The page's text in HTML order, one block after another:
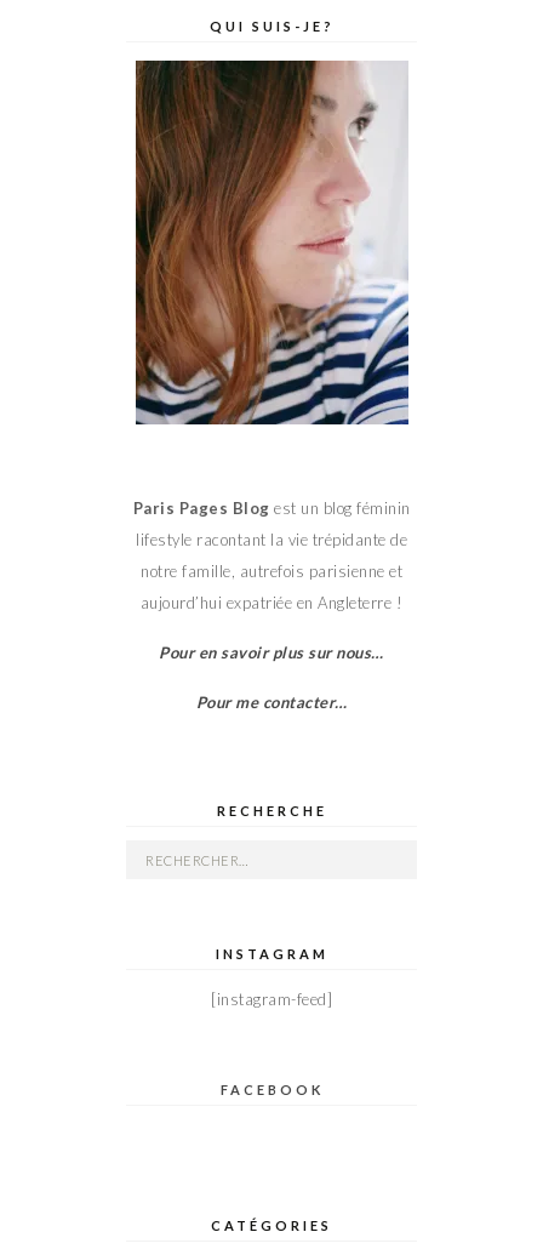
QUI SUIS-JE?
Paris Pages Blog est un blog féminin
lifestyle racontant la vie trépidante de
notre famille, autrefois parisienne et
aujourd’hui expatriée en Angleterre !
Pour en savoir plus sur nous…
Pour me contacter…
RECHERCHE
Rechercher :
INSTAGRAM
[instagram-feed]
FACEBOOK
CATÉGORIES